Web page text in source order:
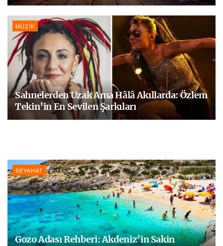
MÜZIK
Sahnelerden Uzak Ama Hâlâ Akıllarda: Özlem
Tekin’in En Sevilen Şarkıları
SEYAHAT
Gozo Adası Rehberi: Akdeniz’in Sakin